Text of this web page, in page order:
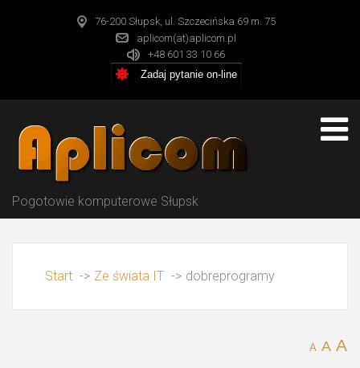
76-200 Słupsk, ul. Szczecińska 69 m. 75
aplicom(at)aplicom.pl
+48 601 33 10 66
Zadaj pytanie on-line
Pogotowie komputerowe Słupsk
Start -> Ze świata IT -> dobreprogramy
A A A